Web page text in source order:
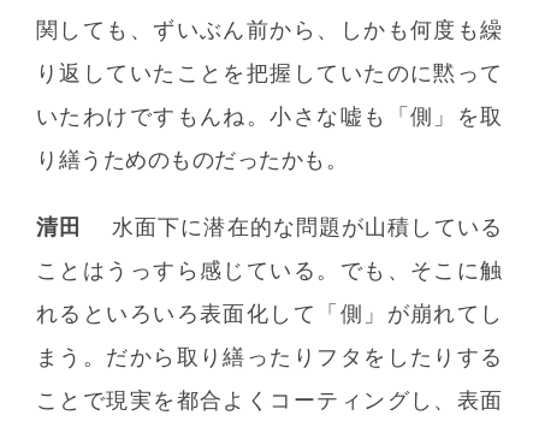
関しても、ずいぶん前から、しかも何度も繰
り返していたことを把握していたのに黙って
いたわけですもんね。小さな嘘も「側」を取
り繕うためのものだったかも。
清田
水面下に潜在的な問題が山積している
ことはうっすら感じている。でも、そこに触
れるといろいろ表面化して「側」が崩れてし
まう。だから取り繕ったりフタをしたりする
ことで現実を都合よくコーティングし、表面